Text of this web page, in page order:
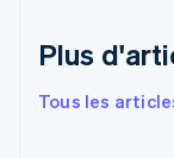
Plus
Tous les
English
Émirats